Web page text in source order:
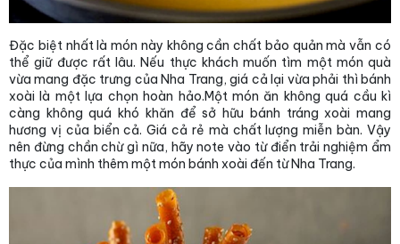
Đặc biệt nhất là món này không cần chất bảo quản mà vẫn có
thể giữ được rất lâu. Nếu thực khách muốn tìm một món quà
vừa mang đặc trưng của Nha Trang, giá cả lại vừa phải thì bánh
xoài là một lựa chọn hoàn hảo.Một món ăn không quá cầu kì
càng không quá khó khăn để sở hữu bánh tráng xoài mang
hương vị của biển cả. Giá cả rẻ mà chất lượng miễn bàn. Vậy
nên đừng chần chừ gì nữa, hãy note vào từ điển trải nghiệm ẩm
thực của mình thêm một món bánh xoài đến từ Nha Trang.